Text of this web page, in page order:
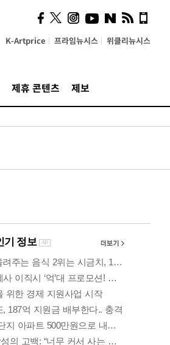
K-Artprice 프라임뉴시스 위클리뉴시스
제휴 콘텐츠 제보
시, 스마트폰 액세서리에
NFC 더했다